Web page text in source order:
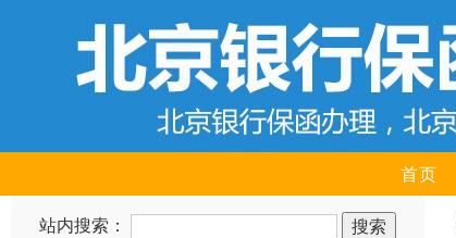
首页
站内搜索：